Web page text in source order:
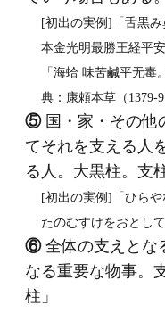
[初出の実例]「舌黒
本金光明最勝王経平
「海蛤 味苦鹹平无
典：康頼本草（
⑤国・家・その他
てそれを支える人
る人。大黒柱。支柱
[初出の実例]「ひら
たのむすけをおとし
⑥全体の支えとな
なる重要な物事。
柱」